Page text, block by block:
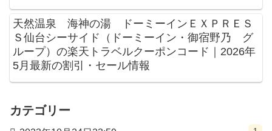
天然温泉 海神の湯 ドーミーインＥＸＰＲＥＳ
Ｓ仙台シーサイド（ドーミーイン・御宿野乃 グ
ループ）の楽天トラベルクーポンコード｜2026年
5月最新の割引・セール情報
カテゴリー